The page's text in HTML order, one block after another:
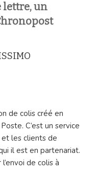
lettre, un
de colis créé en
C’est un service
les clients de
il est en partenariat.
de colis à